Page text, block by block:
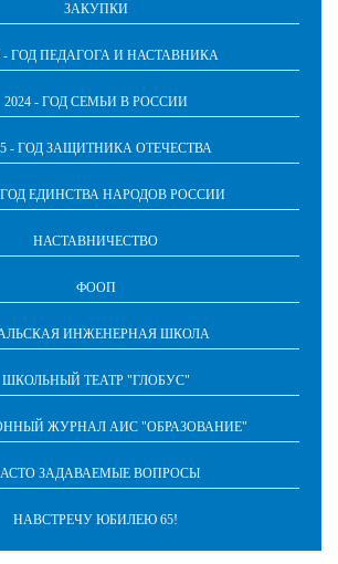
ЗАКУПКИ
- ГОД ПЕДАГОГА И НАСТАВНИКА
2024 - ГОД СЕМЬИ В РОССИИ
- ГОД ЗАЩИТНИКА ОТЕЧЕСТВА
ГОД ЕДИНСТВА НАРОДОВ РОССИИ
НАСТАВНИЧЕСТВО
ФООП
ИНЖЕНЕРНАЯ ШКОЛА
ШКОЛЬНЫЙ ТЕАТР "ГЛОБУС"
ЖУРНАЛ АИС "ОБРАЗОВАНИЕ"
ЗАДАВАЕМЫЕ ВОПРОСЫ
НАВСТРЕЧУ ЮБИЛЕЮ 65!